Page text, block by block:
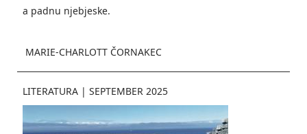
a padnu njebjeske.
MARIE-CHARLOTT ČORNAKEC
LITERATURA | SEPTEMBER 2025